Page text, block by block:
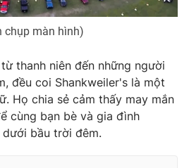
Podcast
Infographic
chụp màn hình)
thanh niên đến những người
đều coi Shankweiler's là một
Họ chia sẻ cảm thấy may mắn
cùng bạn bè và gia đình
bầu trời đêm.